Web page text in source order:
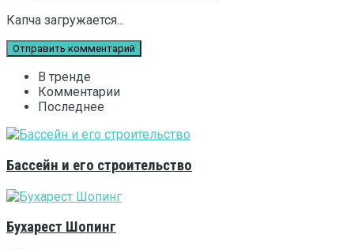
Капча загружается...
В тренде
Комментарии
Последнее
Бассейн и его строительство
Бухарест Шопинг